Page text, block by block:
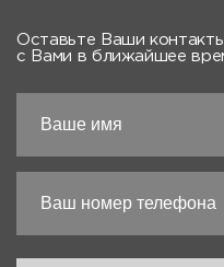
Оставьте Ваши
с Вами в ближайшее